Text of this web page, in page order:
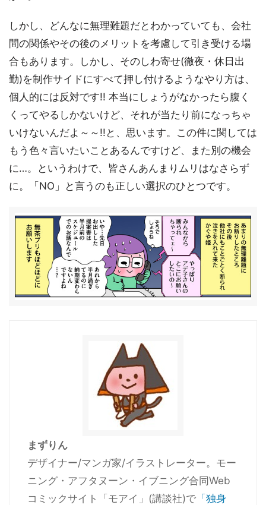
しかし、どんなに無理難題だとわかっていても、会社
間の関係やその後のメリットを考慮して引き受ける場
合もあります。しかし、そのしわ寄せ(徹夜・休日出
勤)を制作サイドにすべて押し付けるようなやり方は、
個人的には反対です!! 本当にしょうがなかったら腹く
くってやるしかないけど、それが当たり前になっちゃ
いけないんだよ～～!!と、思います。この件に関しては
もう色々言いたいことあるんですけど、また別の機会
に…。というわけで、皆さんあんまりムリはなさらず
に。「NO」と言うのも正しい選択のひとつです。
まずりん
デザイナー/マンガ家/イラストレーター。モー
ニング・アフタヌーン・イブニング合同Web
コミックサイト「モアイ」(講談社)で 「独身